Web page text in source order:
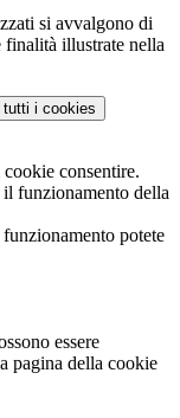
si avvalgono di
finalità illustrate nella
i cookies
consentire.
funzionamento della
potete
essere
pagina della cookie